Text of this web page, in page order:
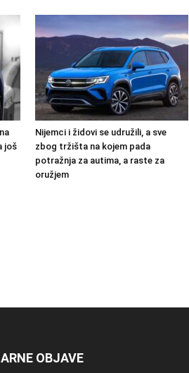
još
Nijemci i židovi se udružili, a sve
zbog tržišta na kojem pada
potražnja za autima, a raste za
oružjem
OBJAVE